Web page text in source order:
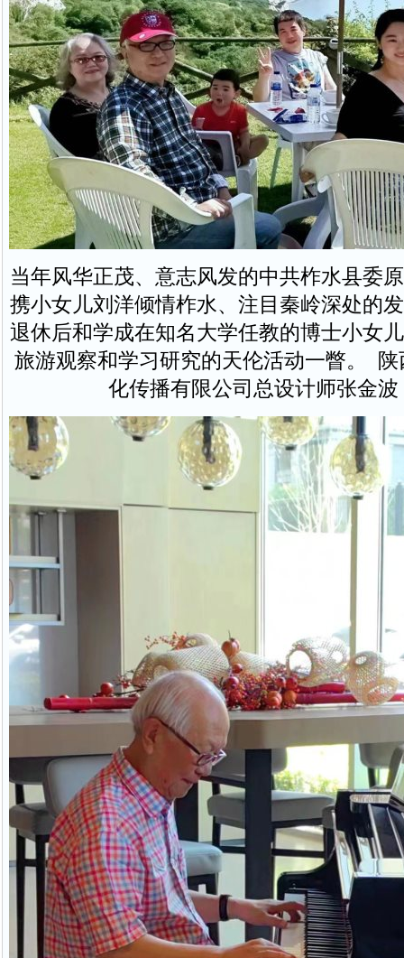
当年风华正茂、意志风发的中共柞水县委
携小女儿刘洋倾情柞水、注目秦岭深处的
退休后和学成在知名大学任教的博士小女
旅游观察和学习研究的天伦活动一瞥。
化传播有限公司总设计师张金